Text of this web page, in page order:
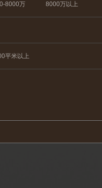
8000万 8000万以上
平米以上